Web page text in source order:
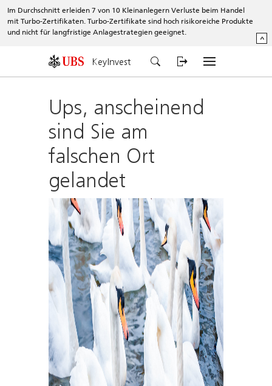
Im Durchschnitt erleiden 7 von 10 Kleinanlegern Verluste beim Handel
mit Turbo-Zertifikaten. Turbo-Zertifikate sind hoch risikoreiche Produkte
und nicht für langfristige Anlagestrategien geeignet.
^
KeyInvest
Ups, anscheinend
sind Sie am
falschen Ort
gelandet